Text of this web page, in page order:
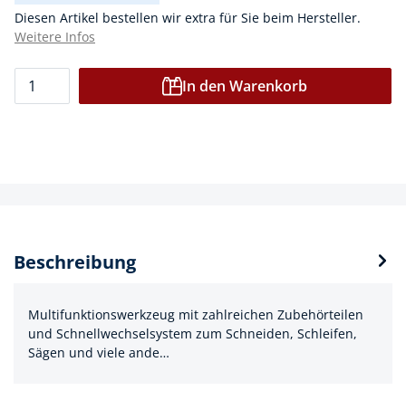
Diesen Artikel bestellen wir extra für Sie beim Hersteller.
Weitere Infos
In den Warenkorb
Beschreibung
Multifunktionswerkzeug mit zahlreichen Zubehörteilen
und Schnellwechselsystem zum Schneiden, Schleifen,
Sägen und viele ande…